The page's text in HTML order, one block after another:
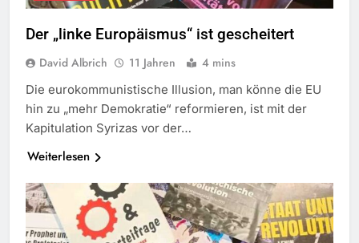
Der „linke Europäismus“ ist gescheitert
David Albrich 11 Jahren 4 mins
Die eurokommunistische Illusion, man könne die EU
hin zu „mehr Demokratie“ reformieren, ist mit der
Kapitulation Syrizas vor der…
Weiterlesen